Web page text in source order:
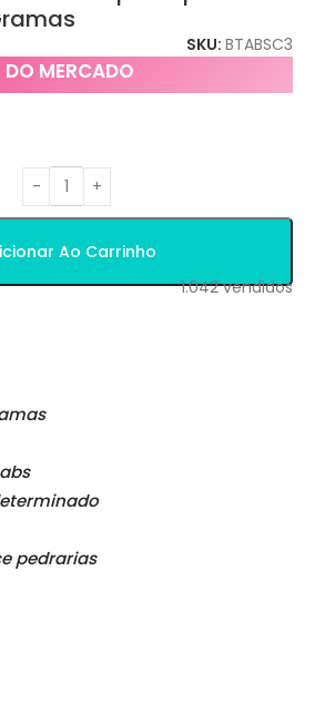
SKU: BTABSC3
DO MERCADO
Ao Carrinho
1.042vendidos
pedrarias